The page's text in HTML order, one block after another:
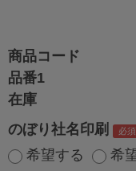
商品コード
品番1
在庫
のぼり社名印刷
希望する
希